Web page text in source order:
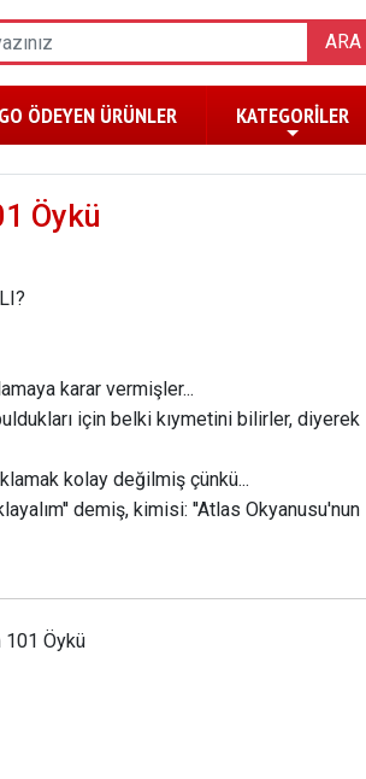
ARA
ÖDEYEN ÜRÜNLER KATEGORİLER
Öykü
karar vermişler...
için belki kıymetini bilirler, diyerek
kolay değilmiş çünkü...
demiş, kimisi: ''Atlas Okyanusu'nun
sokakları, İtalyan sofrası... Bir hastanenin
şişesi, sigara paketi, lale bahçesi... Pek
zor gelmemiş...
SAKLAYALIM'' demiş... ''Kimsenin aklına
kendi içinde saklıymış...
101 Öykü